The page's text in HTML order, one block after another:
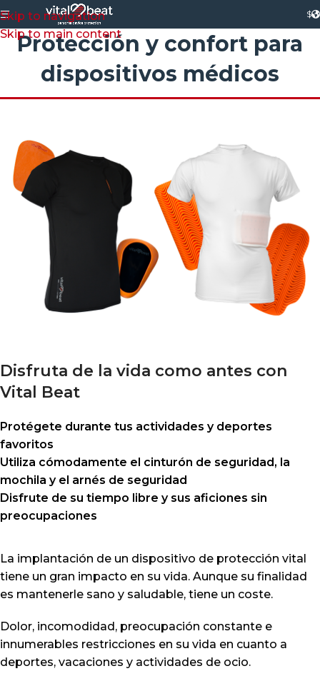
Skip to navigation
Skip to main content
$
Protección y confort para
dispositivos médicos
Disfruta de la vida como antes con
Vital Beat
Protégete durante tus actividades y deportes
favoritos
Utiliza cómodamente el cinturón de seguridad, la
mochila y el arnés de seguridad
Disfrute de su tiempo libre y sus aficiones sin
preocupaciones
La implantación de un dispositivo de protección vital
tiene un gran impacto en su vida. Aunque su finalidad
es mantenerle sano y saludable, tiene un coste.
Dolor, incomodidad, preocupación constante e
innumerables restricciones en su vida en cuanto a
deportes, vacaciones y actividades de ocio.